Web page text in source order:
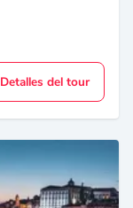
Detalles del tour